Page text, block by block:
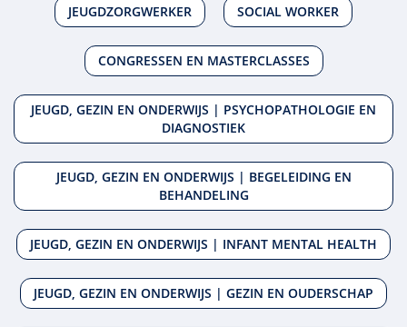
JEUGDZORGWERKER SOCIAL WORKER
CONGRESSEN EN MASTERCLASSES
JEUGD, GEZIN EN ONDERWIJS | PSYCHOPATHOLOGIE EN
DIAGNOSTIEK
JEUGD, GEZIN EN ONDERWIJS | BEGELEIDING EN
BEHANDELING
JEUGD, GEZIN EN ONDERWIJS | INFANT MENTAL HEALTH
JEUGD, GEZIN EN ONDERWIJS | GEZIN EN OUDERSCHAP